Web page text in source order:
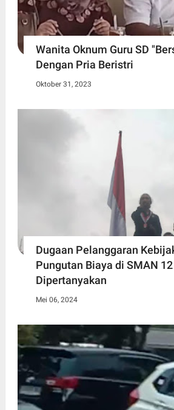
Wanita Oknum Guru SD
Dengan Pria Beristri
Oktober 31, 2023
Dugaan Pelanggaran
Pungutan Biaya di SMAN
Dipertanyakan
Mei 06, 2024